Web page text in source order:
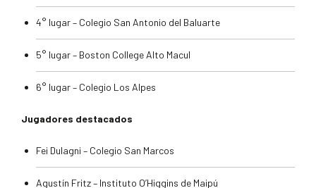
4° lugar – Colegio San Antonio del Baluarte
5° lugar – Boston College Alto Macul
6° lugar – Colegio Los Alpes
Jugadores destacados
Fei Dulagni – Colegio San Marcos
Agustín Fritz – Instituto O’Higgins de Maipú